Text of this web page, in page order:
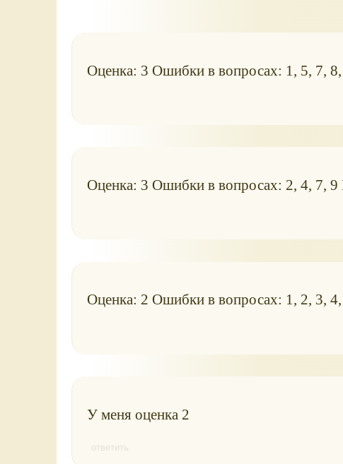
Оценка: 3 Ошибки в вопросах: 1, 5, 7,
Оценка: 3 Ошибки в вопросах: 2, 4, 7,
Оценка: 2 Ошибки в вопросах: 1, 2, 3,
У меня оценка 2
ответить